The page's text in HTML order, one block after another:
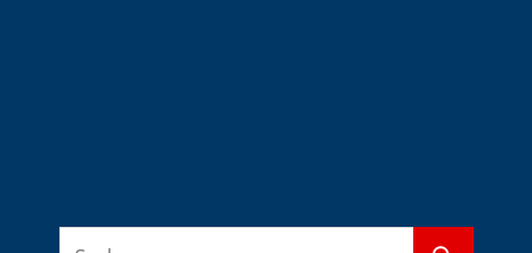
Suchen